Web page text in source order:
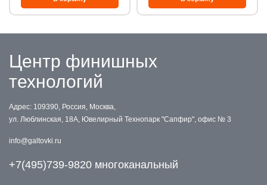
Центр финишных
технологий
Адрес: 109390, Россия, Москва,
ул. Люблинская, 18А, Ювелирный Технопарк "Сапфир", офис № 3
info@galtovki.ru
+7(495)739-9820 многоканальный